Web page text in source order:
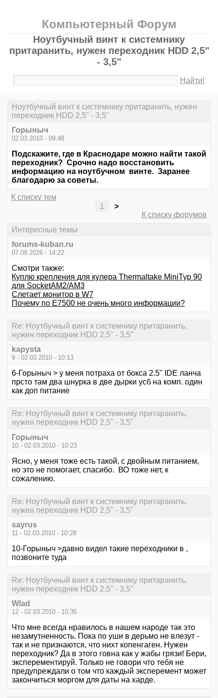
Компьютерный Форум
Ноутбучный винт к системнику
притаранить, нужен переходник HDD 2,5"
- 3,5"
Найти!
Ноутбучный винт к системнику притаранить, нужен
переходник HDD 2,5" - 3,5"
Горыныч
02.03.2010 - 09:48
Подскажите, где в Краснодаре можно найти такой
переходник? Срочно надо восстановить
информацию на ноутбучном винте. Заранее
благодарю за советы.
К списку тем
1
>
К списку форумов
Интересные темы
forums-kuban.ru
07.08.2026 - 14:22
Смотри также:
Куплю крепления для кулера Thermaltake MiniTyp 90
для SocketAM2/AM3
Слетает монитор в W7
Почему по Е7500 не очень много информации?
Re: Ноутбучный винт к системнику притаранить,
нужен переходник HDD 2,5" - 3,5"
kapysta
9 - 02.03.2010 - 10:13
6-Горыныч > у меня потраха от бокса 2.5" IDE ланча
прсто там два шнурка в две дырки усб на комп. один
как доп питание
Re: Ноутбучный винт к системнику притаранить,
нужен переходник HDD 2,5" - 3,5"
Горыныч
10 - 02.03.2010 - 10:23
Ясно, у меня тоже есть такой, с двойным питанием,
но это не помогает, спасибо. ВО тоже нет, к
сожалению.
Re: Ноутбучный винт к системнику притаранить,
нужен переходник HDD 2,5" - 3,5"
sayrus
11 - 02.03.2010 - 10:28
10-Горыныч >давно видел такие переходники в ,
позвоните туда
Re: Ноутбучный винт к системнику притаранить,
нужен переходник HDD 2,5" - 3,5"
Wlad
12 - 02.03.2010 - 10:35
Что мне всегда нравилось в нашем народе так это
незамутненность. Пока по уши в дерьмо не влезут -
так и не признаются, что нихт копенгаген. Нужен
переходник? Да в этого говна как у жабы грязи! Бери,
эксперементируй. Только не говори что тебя не
предупреждали о том что каждый эксперемент может
закончиться моргом для даты на харде.